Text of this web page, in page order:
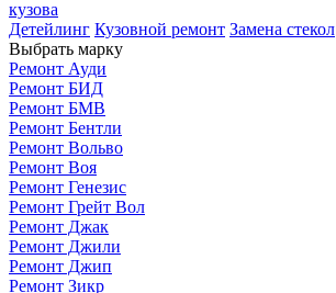
кузова
Детейлинг Кузовной ремонт Замена стекол
Выбрать марку
Ремонт Ауди
Ремонт БИД
Ремонт БМВ
Ремонт Бентли
Ремонт Вольво
Ремонт Воя
Ремонт Генезис
Ремонт Грейт Вол
Ремонт Джак
Ремонт Джили
Ремонт Джип
Ремонт Зикр